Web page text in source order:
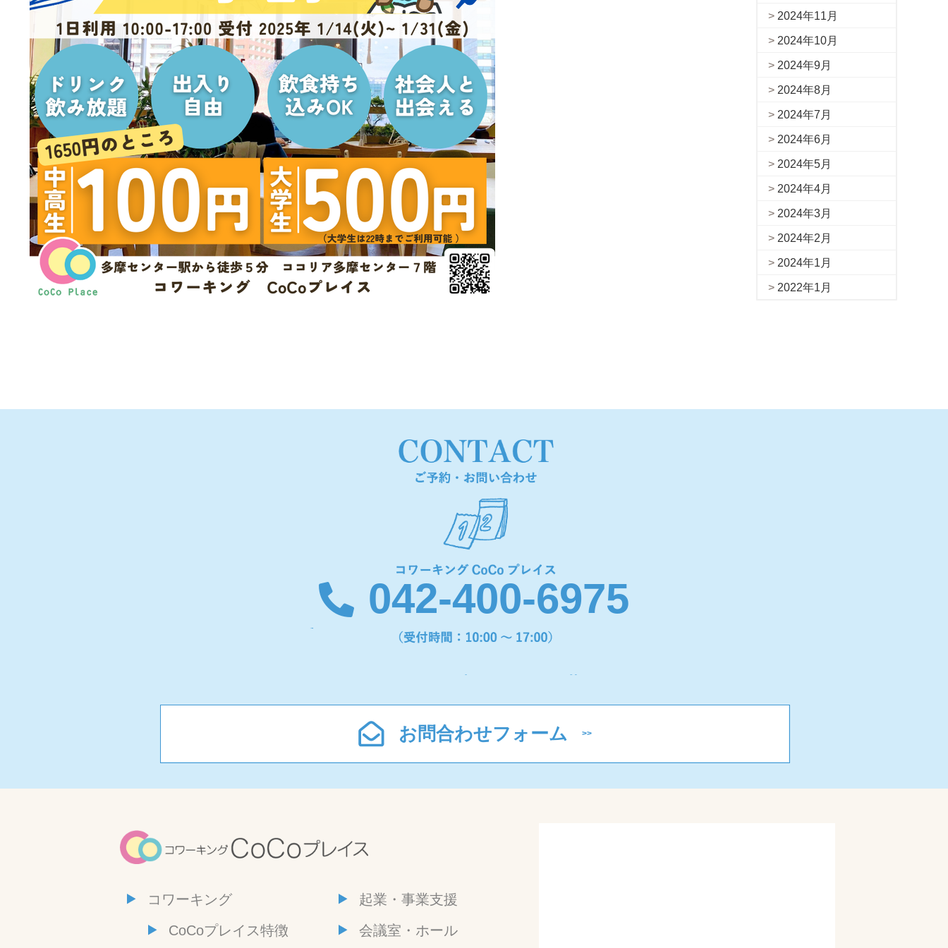
2024年11月
2024年10月
2024年9月
2024年8月
2024年7月
2024年6月
2024年5月
2024年4月
2024年3月
2024年2月
2024年1月
2022年1月
042-400-6975
お問合わせフォーム
コワーキング
CoCoプレイス特徴
起業・事業支援
会議室・ホール